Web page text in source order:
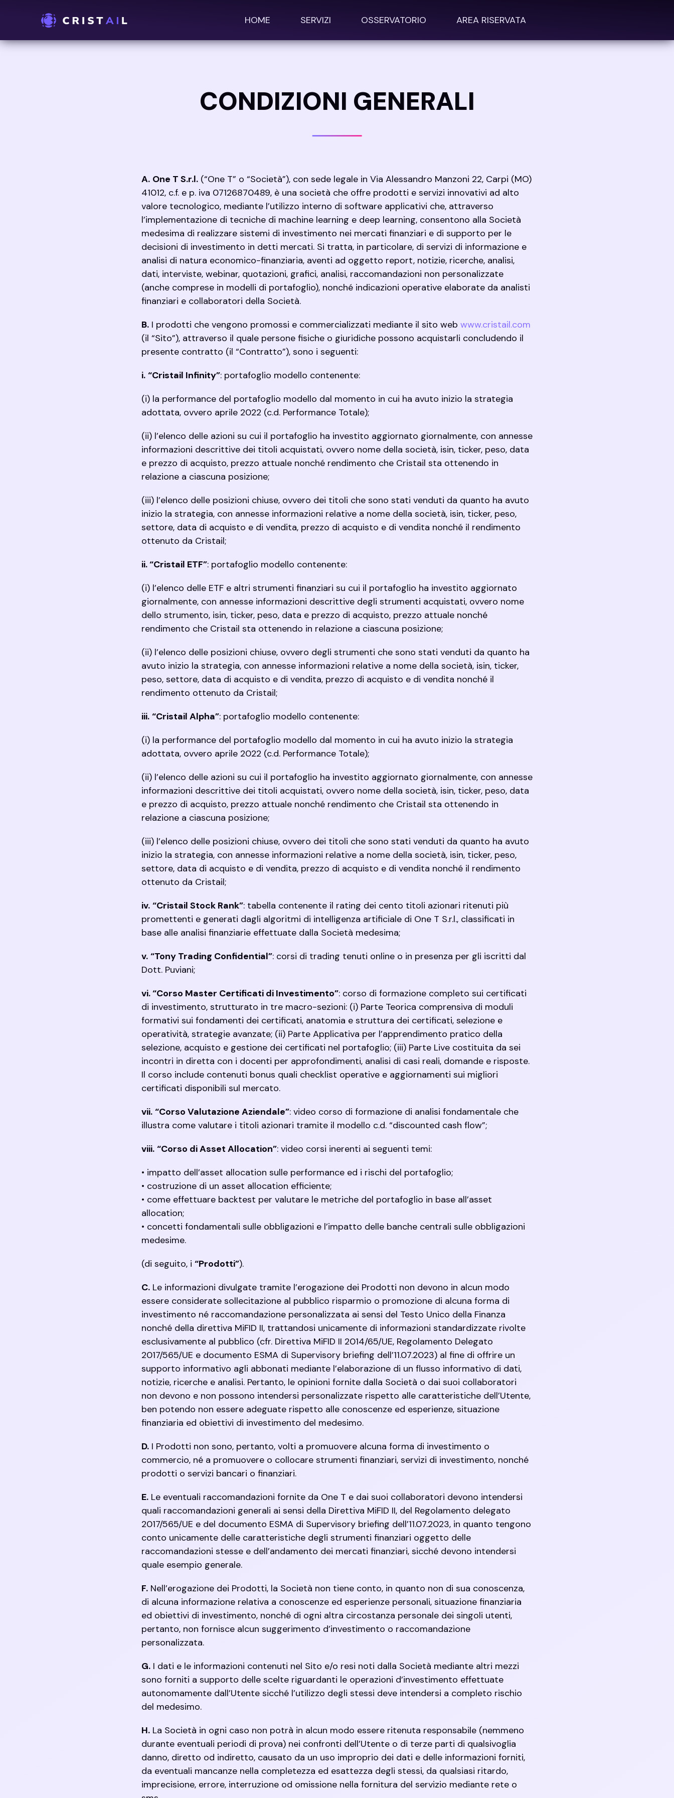
HOME SERVIZI OSSERVATORIO AREA RISERVATA
CONDIZIONI GENERALI
A. One T S.r.l. (“One T” o “Società”), con sede legale in Via Alessandro Manzoni 22, Carpi (MO)
41012, c.f. e p. iva 07126870489, è una società che offre prodotti e servizi innovativi ad alto
valore tecnologico, mediante l’utilizzo interno di software applicativi che, attraverso
l’implementazione di tecniche di machine learning e deep learning, consentono alla Società
medesima di realizzare sistemi di investimento nei mercati finanziari e di supporto per le
decisioni di investimento in detti mercati. Si tratta, in particolare, di servizi di informazione e
analisi di natura economico-finanziaria, aventi ad oggetto report, notizie, ricerche, analisi,
dati, interviste, webinar, quotazioni, grafici, analisi, raccomandazioni non personalizzate
(anche comprese in modelli di portafoglio), nonché indicazioni operative elaborate da analisti
finanziari e collaboratori della Società.
B. I prodotti che vengono promossi e commercializzati mediante il sito web www.cristail.com
(il “Sito”), attraverso il quale persone fisiche o giuridiche possono acquistarli concludendo il
presente contratto (il “Contratto”), sono i seguenti:
i. “Cristail Infinity”: portafoglio modello contenente:
(i) la performance del portafoglio modello dal momento in cui ha avuto inizio la strategia
adottata, ovvero aprile 2022 (c.d. Performance Totale);
(ii) l’elenco delle azioni su cui il portafoglio ha investito aggiornato giornalmente, con annesse
informazioni descrittive dei titoli acquistati, ovvero nome della società, isin, ticker, peso, data
e prezzo di acquisto, prezzo attuale nonché rendimento che Cristail sta ottenendo in
relazione a ciascuna posizione;
(iii) l’elenco delle posizioni chiuse, ovvero dei titoli che sono stati venduti da quanto ha avuto
inizio la strategia, con annesse informazioni relative a nome della società, isin, ticker, peso,
settore, data di acquisto e di vendita, prezzo di acquisto e di vendita nonché il rendimento
ottenuto da Cristail;
ii. “Cristail ETF”: portafoglio modello contenente:
(i) l’elenco delle ETF e altri strumenti finanziari su cui il portafoglio ha investito aggiornato
giornalmente, con annesse informazioni descrittive degli strumenti acquistati, ovvero nome
dello strumento, isin, ticker, peso, data e prezzo di acquisto, prezzo attuale nonché
rendimento che Cristail sta ottenendo in relazione a ciascuna posizione;
(ii) l’elenco delle posizioni chiuse, ovvero degli strumenti che sono stati venduti da quanto ha
avuto inizio la strategia, con annesse informazioni relative a nome della società, isin, ticker,
peso, settore, data di acquisto e di vendita, prezzo di acquisto e di vendita nonché il
rendimento ottenuto da Cristail;
iii. “Cristail Alpha”: portafoglio modello contenente:
(i) la performance del portafoglio modello dal momento in cui ha avuto inizio la strategia
adottata, ovvero aprile 2022 (c.d. Performance Totale);
(ii) l’elenco delle azioni su cui il portafoglio ha investito aggiornato giornalmente, con annesse
informazioni descrittive dei titoli acquistati, ovvero nome della società, isin, ticker, peso, data
e prezzo di acquisto, prezzo attuale nonché rendimento che Cristail sta ottenendo in
relazione a ciascuna posizione;
(iii) l’elenco delle posizioni chiuse, ovvero dei titoli che sono stati venduti da quanto ha avuto
inizio la strategia, con annesse informazioni relative a nome della società, isin, ticker, peso,
settore, data di acquisto e di vendita, prezzo di acquisto e di vendita nonché il rendimento
ottenuto da Cristail;
iv. “Cristail Stock Rank”: tabella contenente il rating dei cento titoli azionari ritenuti più
promettenti e generati dagli algoritmi di intelligenza artificiale di One T S.r.l., classificati in
base alle analisi finanziarie effettuate dalla Società medesima;
v. “Tony Trading Confidential”: corsi di trading tenuti online o in presenza per gli iscritti dal
Dott. Puviani;
vi. “Corso Master Certificati di Investimento”: corso di formazione completo sui certificati
di investimento, strutturato in tre macro-sezioni: (i) Parte Teorica comprensiva di moduli
formativi sui fondamenti dei certificati, anatomia e struttura dei certificati, selezione e
operatività, strategie avanzate; (ii) Parte Applicativa per l’apprendimento pratico della
selezione, acquisto e gestione dei certificati nel portafoglio; (iii) Parte Live costituita da sei
incontri in diretta con i docenti per approfondimenti, analisi di casi reali, domande e risposte.
Il corso include contenuti bonus quali checklist operative e aggiornamenti sui migliori
certificati disponibili sul mercato.
vii. “Corso Valutazione Aziendale”: video corso di formazione di analisi fondamentale che
illustra come valutare i titoli azionari tramite il modello c.d. “discounted cash flow”;
viii. “Corso di Asset Allocation”: video corsi inerenti ai seguenti temi:
• impatto dell’asset allocation sulle performance ed i rischi del portafoglio;
• costruzione di un asset allocation efficiente;
• come effettuare backtest per valutare le metriche del portafoglio in base all’asset
allocation;
• concetti fondamentali sulle obbligazioni e l’impatto delle banche centrali sulle obbligazioni
medesime.
(di seguito, i “Prodotti”).
C. Le informazioni divulgate tramite l’erogazione dei Prodotti non devono in alcun modo
essere considerate sollecitazione al pubblico risparmio o promozione di alcuna forma di
investimento né raccomandazione personalizzata ai sensi del Testo Unico della Finanza
nonché della direttiva MiFID II, trattandosi unicamente di informazioni standardizzate rivolte
esclusivamente al pubblico (cfr. Direttiva MiFID II 2014/65/UE, Regolamento Delegato
2017/565/UE e documento ESMA di Supervisory briefing dell’11.07.2023) al fine di offrire un
supporto informativo agli abbonati mediante l’elaborazione di un flusso informativo di dati,
notizie, ricerche e analisi. Pertanto, le opinioni fornite dalla Società o dai suoi collaboratori
non devono e non possono intendersi personalizzate rispetto alle caratteristiche dell’Utente,
ben potendo non essere adeguate rispetto alle conoscenze ed esperienze, situazione
finanziaria ed obiettivi di investimento del medesimo.
D. I Prodotti non sono, pertanto, volti a promuovere alcuna forma di investimento o
commercio, né a promuovere o collocare strumenti finanziari, servizi di investimento, nonché
prodotti o servizi bancari o finanziari.
E. Le eventuali raccomandazioni fornite da One T e dai suoi collaboratori devono intendersi
quali raccomandazioni generali ai sensi della Direttiva MiFID II, del Regolamento delegato
2017/565/UE e del documento ESMA di Supervisory briefing dell’11.07.2023, in quanto tengono
conto unicamente delle caratteristiche degli strumenti finanziari oggetto delle
raccomandazioni stesse e dell’andamento dei mercati finanziari, sicché devono intendersi
quale esempio generale.
F. Nell’erogazione dei Prodotti, la Società non tiene conto, in quanto non di sua conoscenza,
di alcuna informazione relativa a conoscenze ed esperienze personali, situazione finanziaria
ed obiettivi di investimento, nonché di ogni altra circostanza personale dei singoli utenti,
pertanto, non fornisce alcun suggerimento d’investimento o raccomandazione
personalizzata.
G. I dati e le informazioni contenuti nel Sito e/o resi noti dalla Società mediante altri mezzi
sono forniti a supporto delle scelte riguardanti le operazioni d’investimento effettuate
autonomamente dall’Utente sicché l’utilizzo degli stessi deve intendersi a completo rischio
del medesimo.
H. La Società in ogni caso non potrà in alcun modo essere ritenuta responsabile (nemmeno
durante eventuali periodi di prova) nei confronti dell’Utente o di terze parti di qualsivoglia
danno, diretto od indiretto, causato da un uso improprio dei dati e delle informazioni forniti,
da eventuali mancanze nella completezza ed esattezza degli stessi, da qualsiasi ritardo,
imprecisione, errore, interruzione od omissione nella fornitura del servizio mediante rete o